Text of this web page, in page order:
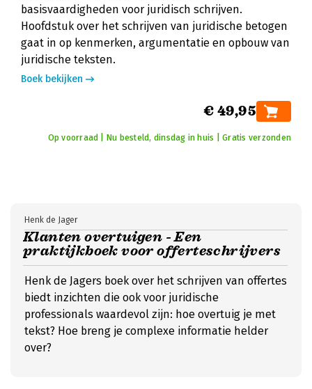
basisvaardigheden voor juridisch schrijven.
Hoofdstuk over het schrijven van juridische betogen
gaat in op kenmerken, argumentatie en opbouw van
juridische teksten.
Boek bekijken
€ 49,95
Op voorraad | Nu besteld, dinsdag in huis | Gratis verzonden
Klanten overtuigen - Een
praktijkboek voor offerteschrijvers
Henk de Jager
Henk de Jagers boek over het schrijven van offertes
biedt inzichten die ook voor juridische
professionals waardevol zijn: hoe overtuig je met
tekst? Hoe breng je complexe informatie helder
over?